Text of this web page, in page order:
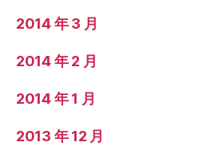
2014 年 3 月
2014 年 2 月
2014 年 1 月
2013 年 12 月